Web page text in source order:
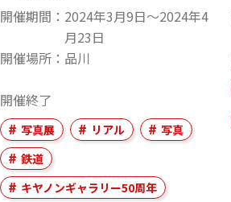
開催期間
2024年3月9日〜2024年4
月23日
開催場所
品川
開催終了
写真展 リアル
写真
鉄道
キヤノンギャラリー50周年